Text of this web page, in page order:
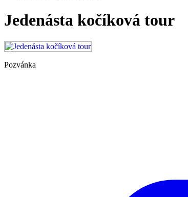
Jedenásta kočíková tour
Pozvánka